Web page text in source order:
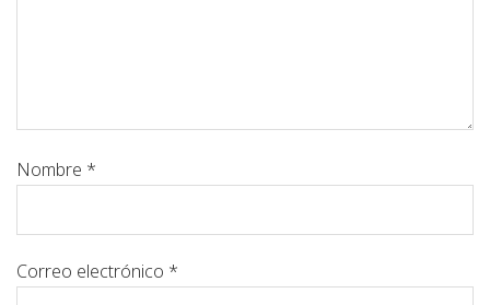
Nombre *
Correo electrónico *